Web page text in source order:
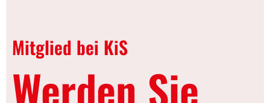
Mitglied bei KiS
Werden Sie